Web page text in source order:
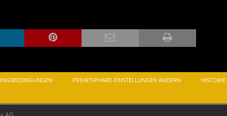
PRIVATSPHÄRE-EINSTELLUNGEN ÄNDERN